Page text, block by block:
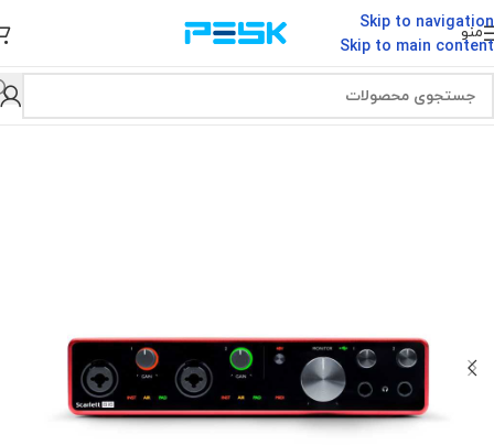
Skip to navigation
Skip to main content
منو